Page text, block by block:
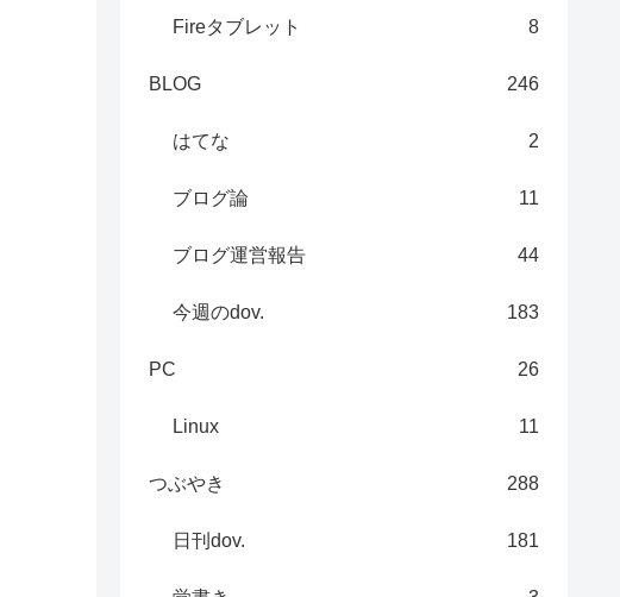
Fireタブレット 8
BLOG 246
はてな 2
ブログ論 11
ブログ運営報告 44
今週のdov. 183
PC 26
Linux 11
つぶやき 288
日刊dov. 181